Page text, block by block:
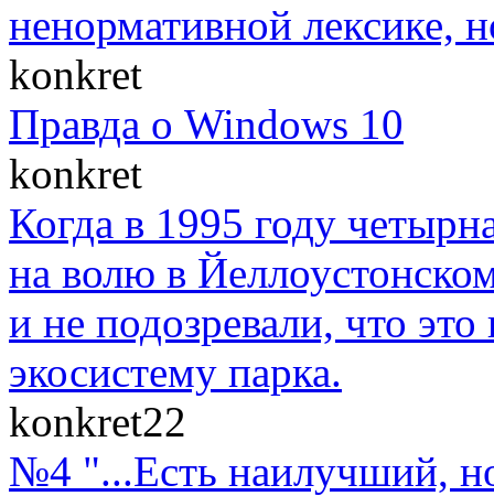
ненормативной лексике,
konkret
Правда о Windows 10
konkret
Когда в 1995 году
на волю в
и не подозревали, что
экосистему парка.
konkret22
№4 "...Есть наилучший,